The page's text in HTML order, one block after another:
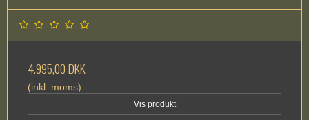
4.995,00 DKK
(inkl. moms)
Vis produkt